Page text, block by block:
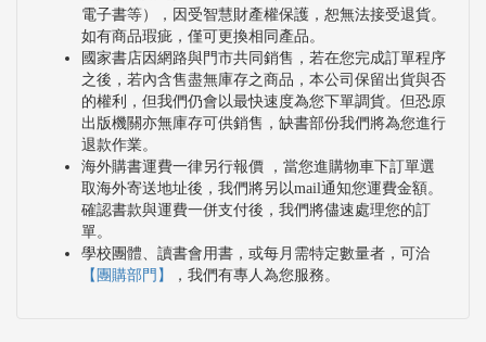
電子書等），因受智慧財產權保護，恕無法接受退貨。
如有商品瑕疵，僅可更換相同產品。
國家書店因網路與門市共同銷售，若在您完成訂單程序
之後，若內含售盡無庫存之商品，本公司保留出貨與否
的權利，但我們仍會以最快速度為您下單調貨。但恐原
出版機關亦無庫存可供銷售，缺書部份我們將為您進行
退款作業。
海外購書運費一律另行報價 ，當您進購物車下訂單選
取海外寄送地址後，我們將另以mail通知您運費金額。
確認書款與運費一併支付後，我們將儘速處理您的訂
單。
學校團體、讀書會用書，或每月需特定數量者，可洽
【團購部門】
，我們有專人為您服務。